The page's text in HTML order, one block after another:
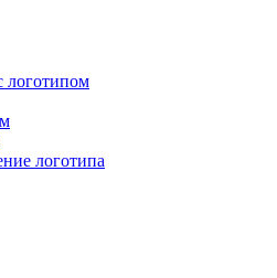
логотипом
логотипа